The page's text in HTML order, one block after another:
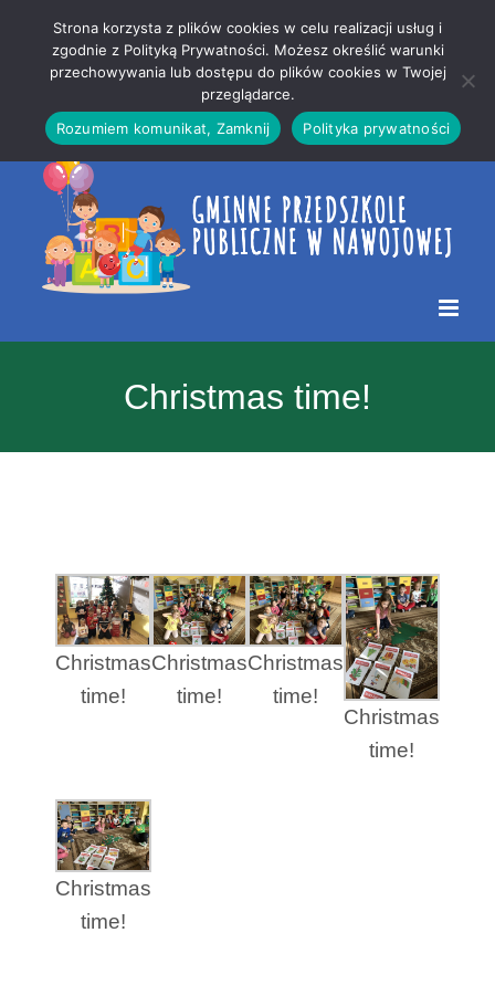
treści
strony
Christmas time!
Christmas
time!
Christmas
time!
Christmas
time!
Christmas
time!
Christmas
time!
Strona korzysta z plików cookies w celu realizacji usług i
zgodnie z Polityką Prywatności. Możesz określić warunki
przechowywania lub dostępu do plików cookies w Twojej
przeglądarce.
Rozumiem komunikat, Zamknij
Polityka prywatności